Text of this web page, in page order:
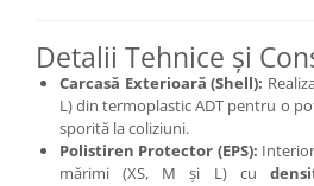
Detalii Tehnice și
Carcasă Exterioară (Shell):
L) din termoplastic ADT pentru o
sporită la coliziuni.
Polistiren Protector (EPS):
mărimi (XS, M și L) cu